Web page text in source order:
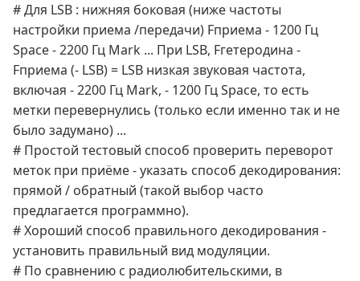
# Для LSB : нижняя боковая (ниже частоты
настройки приема /передачи) Fприема - 1200 Гц
Space - 2200 Гц Mark ... При LSB, Fгетеродина -
Fприема (- LSB) = LSB низкая звуковая частота,
включая - 2200 Гц Mark, - 1200 Гц Space, то есть
метки перевернулись (только если именно так и не
было задумано) ...
# Простой тестовый способ проверить переворот
меток при приёме - указать способ декодирования:
прямой / обратный (такой выбор часто
предлагается программно).
# Хороший способ правильного декодирования -
установить правильный вид модуляции.
# По сравнению с радиолюбительскими, в